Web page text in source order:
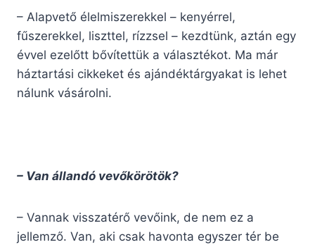
– Alapvető élelmiszerekkel – kenyérrel,
fűszerekkel, liszttel, rízzsel – kezdtünk, aztán egy
évvel ezelőtt bővítettük a választékot. Ma már
háztartási cikkeket és ajándéktárgyakat is lehet
nálunk vásárolni.
– Van állandó vevőkörötök?
– Vannak visszatérő vevőink, de nem ez a
jellemző. Van, aki csak havonta egyszer tér be